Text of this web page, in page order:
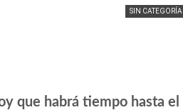
SIN CATEGORÍA
que habrá tiempo hasta el